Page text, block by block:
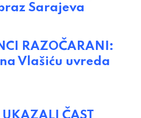
Sarajeva
RAZOČARANI:
Vlašiću uvreda